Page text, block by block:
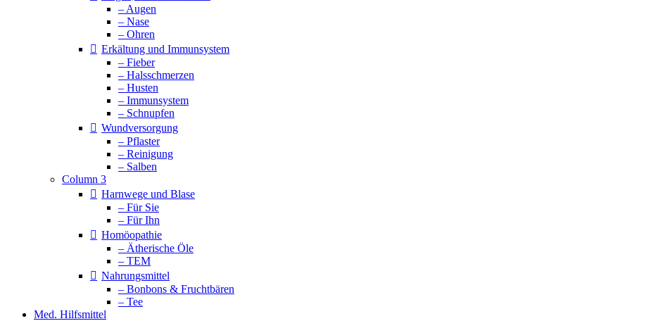
– Augen
– Nase
– Ohren
Erkältung und Immunsystem
– Fieber
– Halsschmerzen
– Husten
– Immunsystem
– Schnupfen
Wundversorgung
– Pflaster
– Reinigung
– Salben
Column 3
Harnwege und Blase
– Für Sie
– Für Ihn
Homöopathie
– Ätherische Öle
– TEM
Nahrungsmittel
– Bonbons & Fruchtbären
– Tee
Med. Hilfsmittel